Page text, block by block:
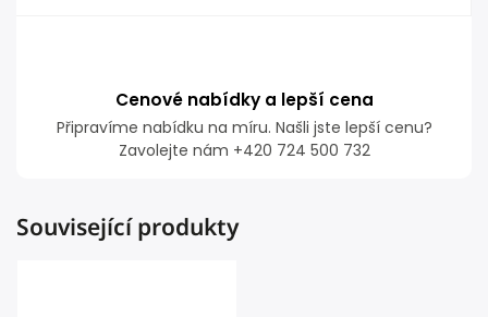
Cenové nabídky a lepší cena
Připravíme nabídku na míru. Našli jste lepší cenu?
Zavolejte nám +420 724 500 732
Související produkty